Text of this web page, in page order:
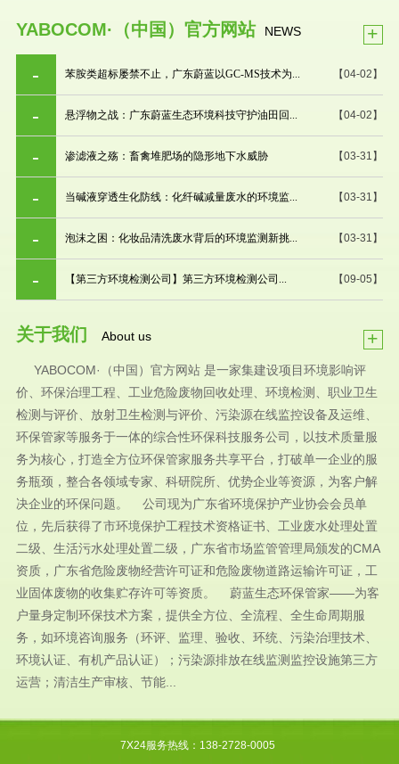
YABOCOM·（中国）官方网站 NEWS +
【04-02】
苯胺类超标屡禁不止，广东蔚蓝以GC-MS技术为...
【04-02】
悬浮物之战：广东蔚蓝生态环境科技守护油田回...
【03-31】
渗滤液之殇：畜禽堆肥场的隐形地下水威胁
【03-31】
当碱液穿透生化防线：化纤碱减量废水的环境监...
【03-31】
泡沫之困：化妆品清洗废水背后的环境监测新挑...
【09-05】
【第三方环境检测公司】第三方环境检测公司...
关于我们 About us +
YABOCOM·（中国）官方网站 是一家集建设项目环境影响评
价、环保治理工程、工业危险废物回收处理、环境检测、职业卫生
检测与评价、放射卫生检测与评价、污染源在线监控设备及运维、
环保管家等服务于一体的综合性环保科技服务公司，以技术质量服
务为核心，打造全方位环保管家服务共享平台，打破单一企业的服
务瓶颈，整合各领域专家、科研院所、优势企业等资源，为客户解
决企业的环保问题。 公司现为广东省环境保护产业协会会员单
位，先后获得了市环境保护工程技术资格证书、工业废水处理处置
二级、生活污水处理处置二级，广东省市场监管管理局颁发的CMA
资质，广东省危险废物经营许可证和危险废物道路运输许可证，工
业固体废物的收集贮存许可等资质。 蔚蓝生态环保管家——为客
户量身定制环保技术方案，提供全方位、全流程、全生命周期服
务，如环境咨询服务（环评、监理、验收、环统、污染治理技术、
环境认证、有机产品认证）；污染源排放在线监测监控设施第三方
运营；清洁生产审核、节能...
7X24服务热线：138-2728-0005